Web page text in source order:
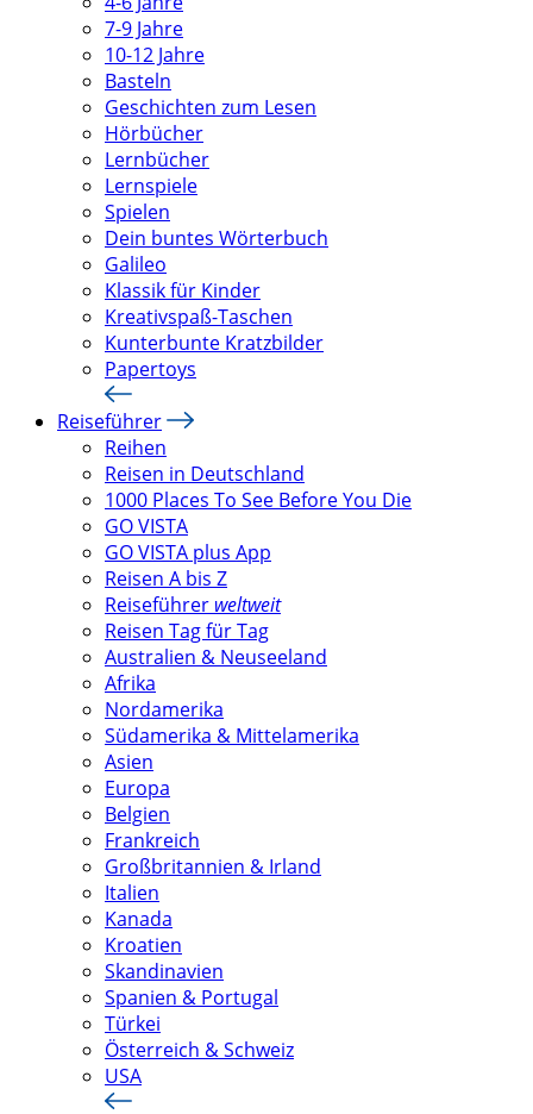
7-9 Jahre
10-12 Jahre
Basteln
Geschichten zum Lesen
Hörbücher
Lernbücher
Lernspiele
Spielen
Dein buntes Wörterbuch
Galileo
Klassik für Kinder
Kreativspaß-Taschen
Kunterbunte Kratzbilder
Papertoys
Reiseführer
Reihen
Reisen in Deutschland
1000 Places To See Before You Die
GO VISTA
GO VISTA plus App
Reisen A bis Z
Reiseführer weltweit
Reisen Tag für Tag
Australien & Neuseeland
Afrika
Nordamerika
Südamerika & Mittelamerika
Asien
Europa
Belgien
Frankreich
Großbritannien & Irland
Italien
Kanada
Kroatien
Skandinavien
Spanien & Portugal
Türkei
Österreich & Schweiz
USA